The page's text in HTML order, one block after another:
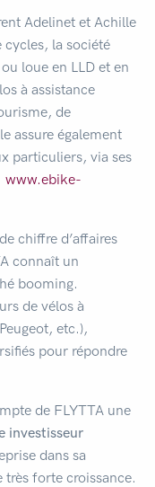
Adelinet et Achille
cycles, la société
loue en LLD et en
à assistance
de
assure également
particuliers, via ses
www.ebike-
chiffre d’affaires
connaît un
booming.
de vélos à
etc.),
pour répondre
de FLYTTA une
investisseur
dans sa
très forte croissance.